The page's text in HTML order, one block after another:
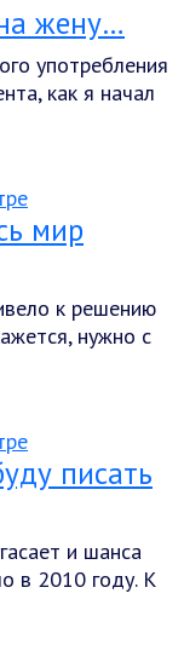
жену…
употребления
как я начал
мир
к решению
нужно с
писать
и шанса
в 2010 году. К